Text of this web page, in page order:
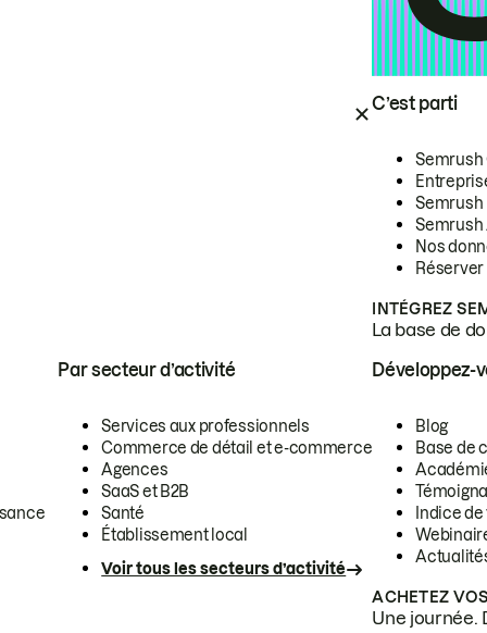
C’est parti
Semrush
Semrush
Semrush
Nos
INTÉGREZ
La base de
Par secteur d’activité
Services aux professionnels
Commerce de détail et e-commerce
Agences
SaaS et B2B
Santé
Établissement local
Voir tous les secteurs d’activité
Développez-
Blog
Base de
Indice
ACHETEZ
Une journée.